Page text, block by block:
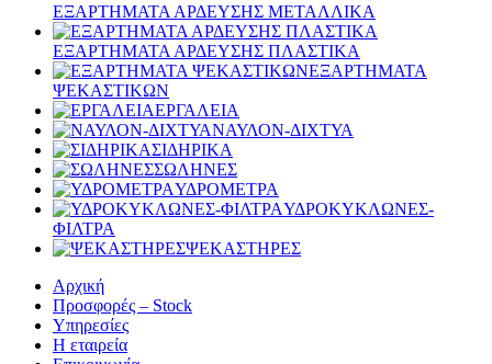
ΕΞΑΡΤΗΜΑΤΑ ΑΡΔΕΥΣΗΣ ΜΕΤΑΛΛΙΚΑ
ΕΞΑΡΤΗΜΑΤΑ ΑΡΔΕΥΣΗΣ ΠΛΑΣΤΙΚΑ
ΕΞΑΡΤΗΜΑΤΑ
ΨΕΚΑΣΤΙΚΩΝ
ΕΡΓΑΛΕΙΑ
ΝΑΥΛΟΝ-ΔΙΧΤΥΑ
ΣΙΔΗΡΙΚΑ
ΣΩΛΗΝΕΣ
ΥΔΡΟΜΕΤΡΑ
ΥΔΡΟΚΥΚΛΩΝΕΣ-
ΦΙΛΤΡΑ
ΨΕΚΑΣΤΗΡΕΣ
Αρχική
Προσφορές – Stock
Υπηρεσίες
Η εταιρεία